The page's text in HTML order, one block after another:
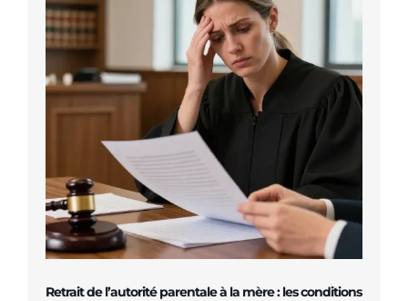
Retrait de l’autorité parentale à la mère : les conditions